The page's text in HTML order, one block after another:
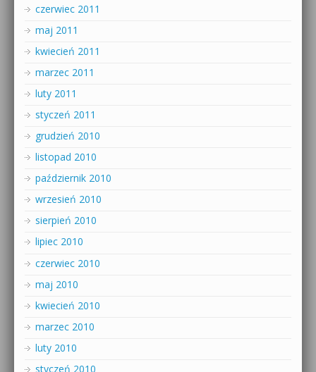
czerwiec 2011
maj 2011
kwiecień 2011
marzec 2011
luty 2011
styczeń 2011
grudzień 2010
listopad 2010
październik 2010
wrzesień 2010
sierpień 2010
lipiec 2010
czerwiec 2010
maj 2010
kwiecień 2010
marzec 2010
luty 2010
styczeń 2010